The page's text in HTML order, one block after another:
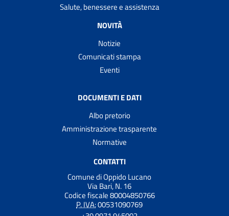
Salute, benessere e assistenza
NOVITÀ
Notizie
Comunicati stampa
Eventi
DOCUMENTI E DATI
Albo pretorio
Amministrazione trasparente
Normative
CONTATTI
Comune di Oppido Lucano
Via Bari, N. 16
Codice fiscale 80004850766
P. IVA:00531090769